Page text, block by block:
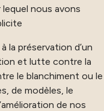
nous avons
la préservation d’un
et lutte contre la
le blanchiment ou le
de modèles, le
de nos